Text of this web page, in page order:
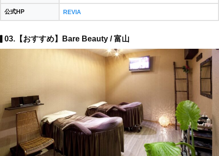
公式HP REVIA
03.【おすすめ】Bare Beauty / 富山